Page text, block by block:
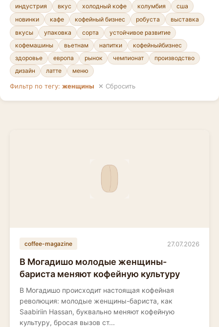
индустрия
вкус холодный кофе колумбия
сша
новинки
кафе кофейный бизнес робуста
выставка
вкусы
упаковка сорта
устойчивое развитие
кофемашины
вьетнам напитки
кофейныйбизнес
здоровье
европа рынок чемпионат
производство
дизайн
латте меню
Фильтр по тегу: женщины ✕ Сбросить
coffee-magazine 27.07.2026
В Могадишо молодые женщины-
бариста меняют кофейную культуру
В Могадишо происходит настоящая кофейная
революция: молодые женщины-бариста, как
Saabiriin Hassan, буквально меняют кофейную
культуру, бросая вызов ст...